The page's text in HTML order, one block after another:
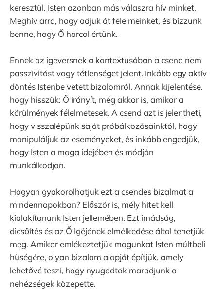
keresztül. Isten azonban más válaszra hív minket.
Meghív arra, hogy adjuk át félelmeinket, és bízzunk
benne, hogy Ő harcol értünk.
Ennek az igeversnek a kontextusában a csend nem
passzivitást vagy tétlenséget jelent. Inkább egy aktív
döntés Istenbe vetett bizalomról. Annak kijelentése,
hogy hisszük: Ő irányít, még akkor is, amikor a
körülmények félelmetesek. A csend azt is jelentheti,
hogy visszalépünk saját próbálkozásainktól, hogy
manipuláljuk az eseményeket, és inkább engedjük,
hogy Isten a maga idejében és módján
munkálkodjon.
Hogyan gyakorolhatjuk ezt a csendes bizalmat a
mindennapokban? Először is, mély hitet kell
kialakítanunk Isten jellemében. Ezt imádság,
dicsőítés és az Ő Igéjének elmélkedése által tehetjük
meg. Amikor emlékeztetjük magunkat Isten múltbeli
hűségére, olyan bizalom alapját építjük, amely
lehetővé teszi, hogy nyugodtak maradjunk a
nehézségek közepette.